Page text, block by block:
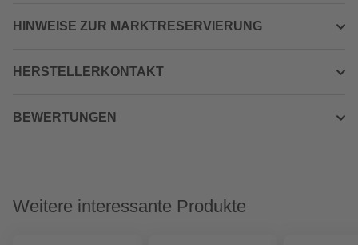
HINWEISE ZUR MARKTRESERVIERUNG
HERSTELLERKONTAKT
BEWERTUNGEN
Weitere interessante Produkte